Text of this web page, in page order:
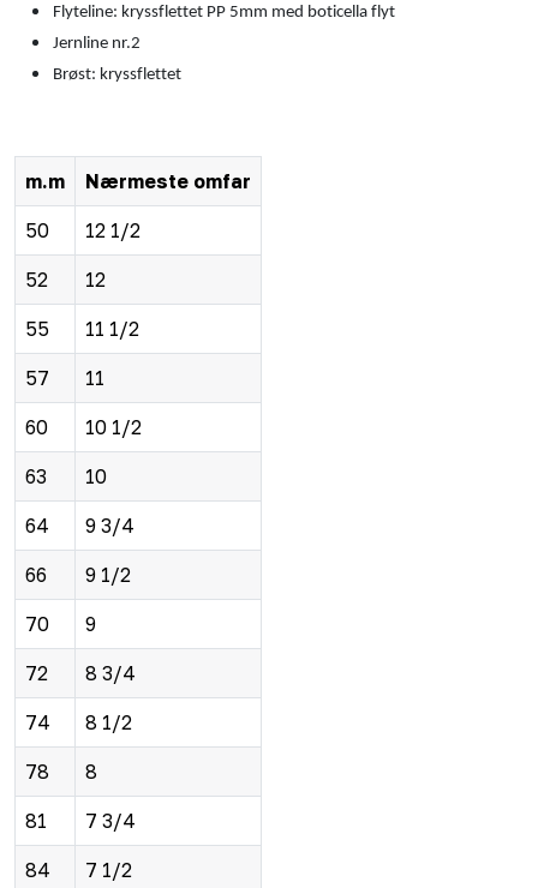
Flyteline: kryssflettet PP 5mm med boticella flyt
Jernline nr.2
Brøst: kryssflettet
m.m Nærmeste omfar
50 12 1/2
52 12
55 11 1/2
57 11
60 10 1/2
63 10
64 9 3/4
66 9 1/2
70 9
72 8 3/4
74 8 1/2
78 8
81 7 3/4
84 7 1/2